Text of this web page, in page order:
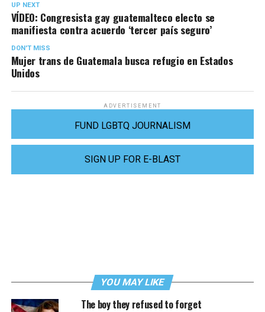
UP NEXT
VÍDEO: Congresista gay guatemalteco electo se
manifiesta contra acuerdo ‘tercer país seguro’
DON'T MISS
Mujer trans de Guatemala busca refugio en Estados
Unidos
ADVERTISEMENT
FUND LGBTQ JOURNALISM
SIGN UP FOR E-BLAST
YOU MAY LIKE
The boy they refused to forget